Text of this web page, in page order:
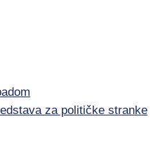
za političke stranke